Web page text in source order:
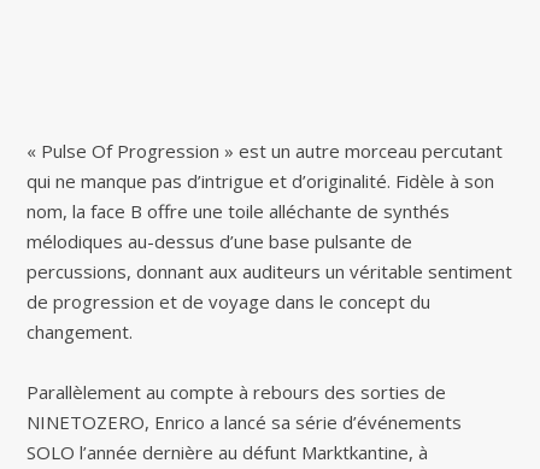
« Pulse Of Progression » est un autre morceau percutant
qui ne manque pas d’intrigue et d’originalité. Fidèle à son
nom, la face B offre une toile alléchante de synthés
mélodiques au-dessus d’une base pulsante de
percussions, donnant aux auditeurs un véritable sentiment
de progression et de voyage dans le concept du
changement.
Parallèlement au compte à rebours des sorties de
NINETOZERO, Enrico a lancé sa série d’événements
SOLO l’année dernière au défunt Marktkantine, à